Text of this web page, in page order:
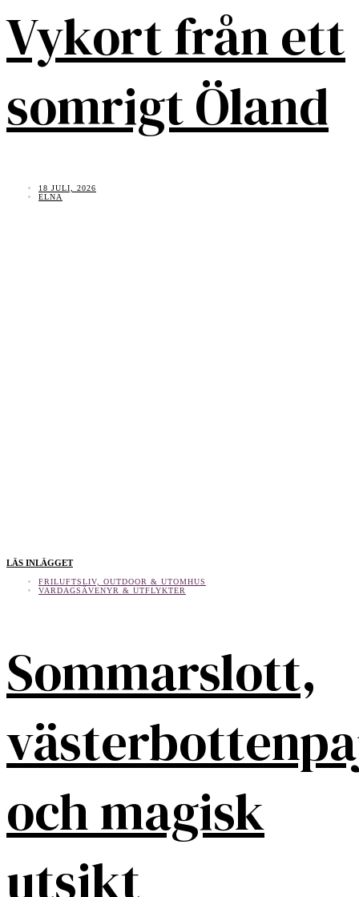
Vykort från ett
somrigt Öland
18 JULI, 2026
ELNA
LÄS INLÄGGET
FRILUFTSLIV, OUTDOOR & UTOMHUS
VARDAGSÄVENYR & UTFLYKTER
Sommarslott,
och magisk
utsikt